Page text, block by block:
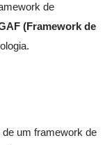
de
(Framework de
um framework de